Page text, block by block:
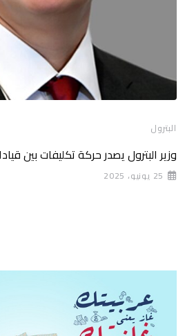
البترول
وزير البترول يصدر حركة تكليفات بين
25 يونيو، 2025